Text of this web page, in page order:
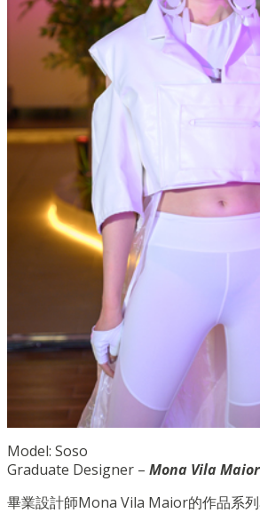
Model: Soso
Graduate Designer – Mona Vila Maior
畢業設計師Mona Vila Maior的作品系